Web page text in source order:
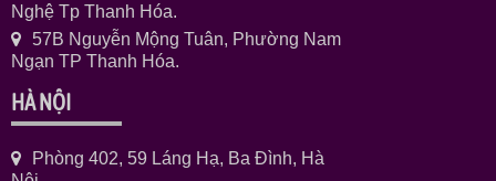
Nghệ Tp Thanh Hóa.
57B Nguyễn Mộng Tuân, Phường Nam
Ngạn TP Thanh Hóa.
HÀ NỘI
Phòng 402, 59 Láng Hạ, Ba Đình, Hà